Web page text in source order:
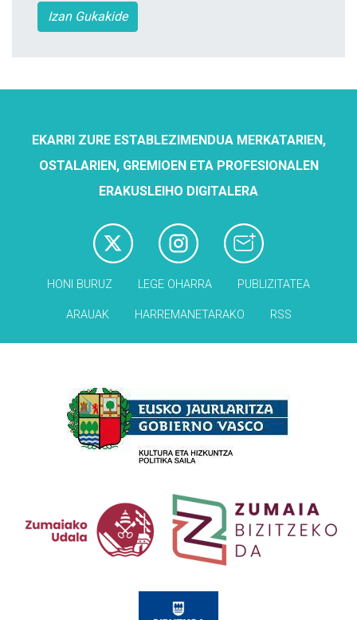
Izan Gukakide
EKARRI ZURE ESTABLEZIMENDUA MERKATARIEN,
OSTALARIEN, GREMIOEN ETA PROFESIONALEN
ERAKUSLEIHO DIGITALERA
HONI BURUZ LEGE OHARRA PUBLIZITATEA
ARAUAK HARREMANETARAKO RSS